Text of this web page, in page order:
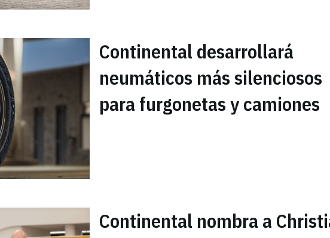
Continental desarrollará
neumáticos más silenciosos
para furgonetas y camiones
Continental nombra a